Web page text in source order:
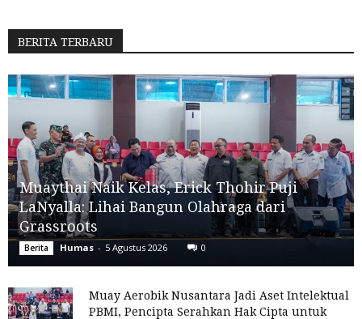
BERITA TERBARU
Muaythai Naik Kelas, Erick Thohir Puji
LaNyalla: Lihai Bangun Olahraga dari
Grassroots
Berita Humas - 5 Agustus 2026 0
Muay Aerobik Nusantara Jadi Aset Intelektual
PBMI, Pencipta Serahkan Hak Cipta untuk